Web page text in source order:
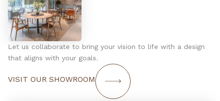
Let us collaborate to bring your vision to life with a design
that aligns with your goals.
VISIT OUR SHOWROOM